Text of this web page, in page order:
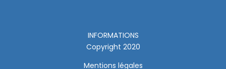
INFORMATIONS
Copyright 2020
Mentions légales